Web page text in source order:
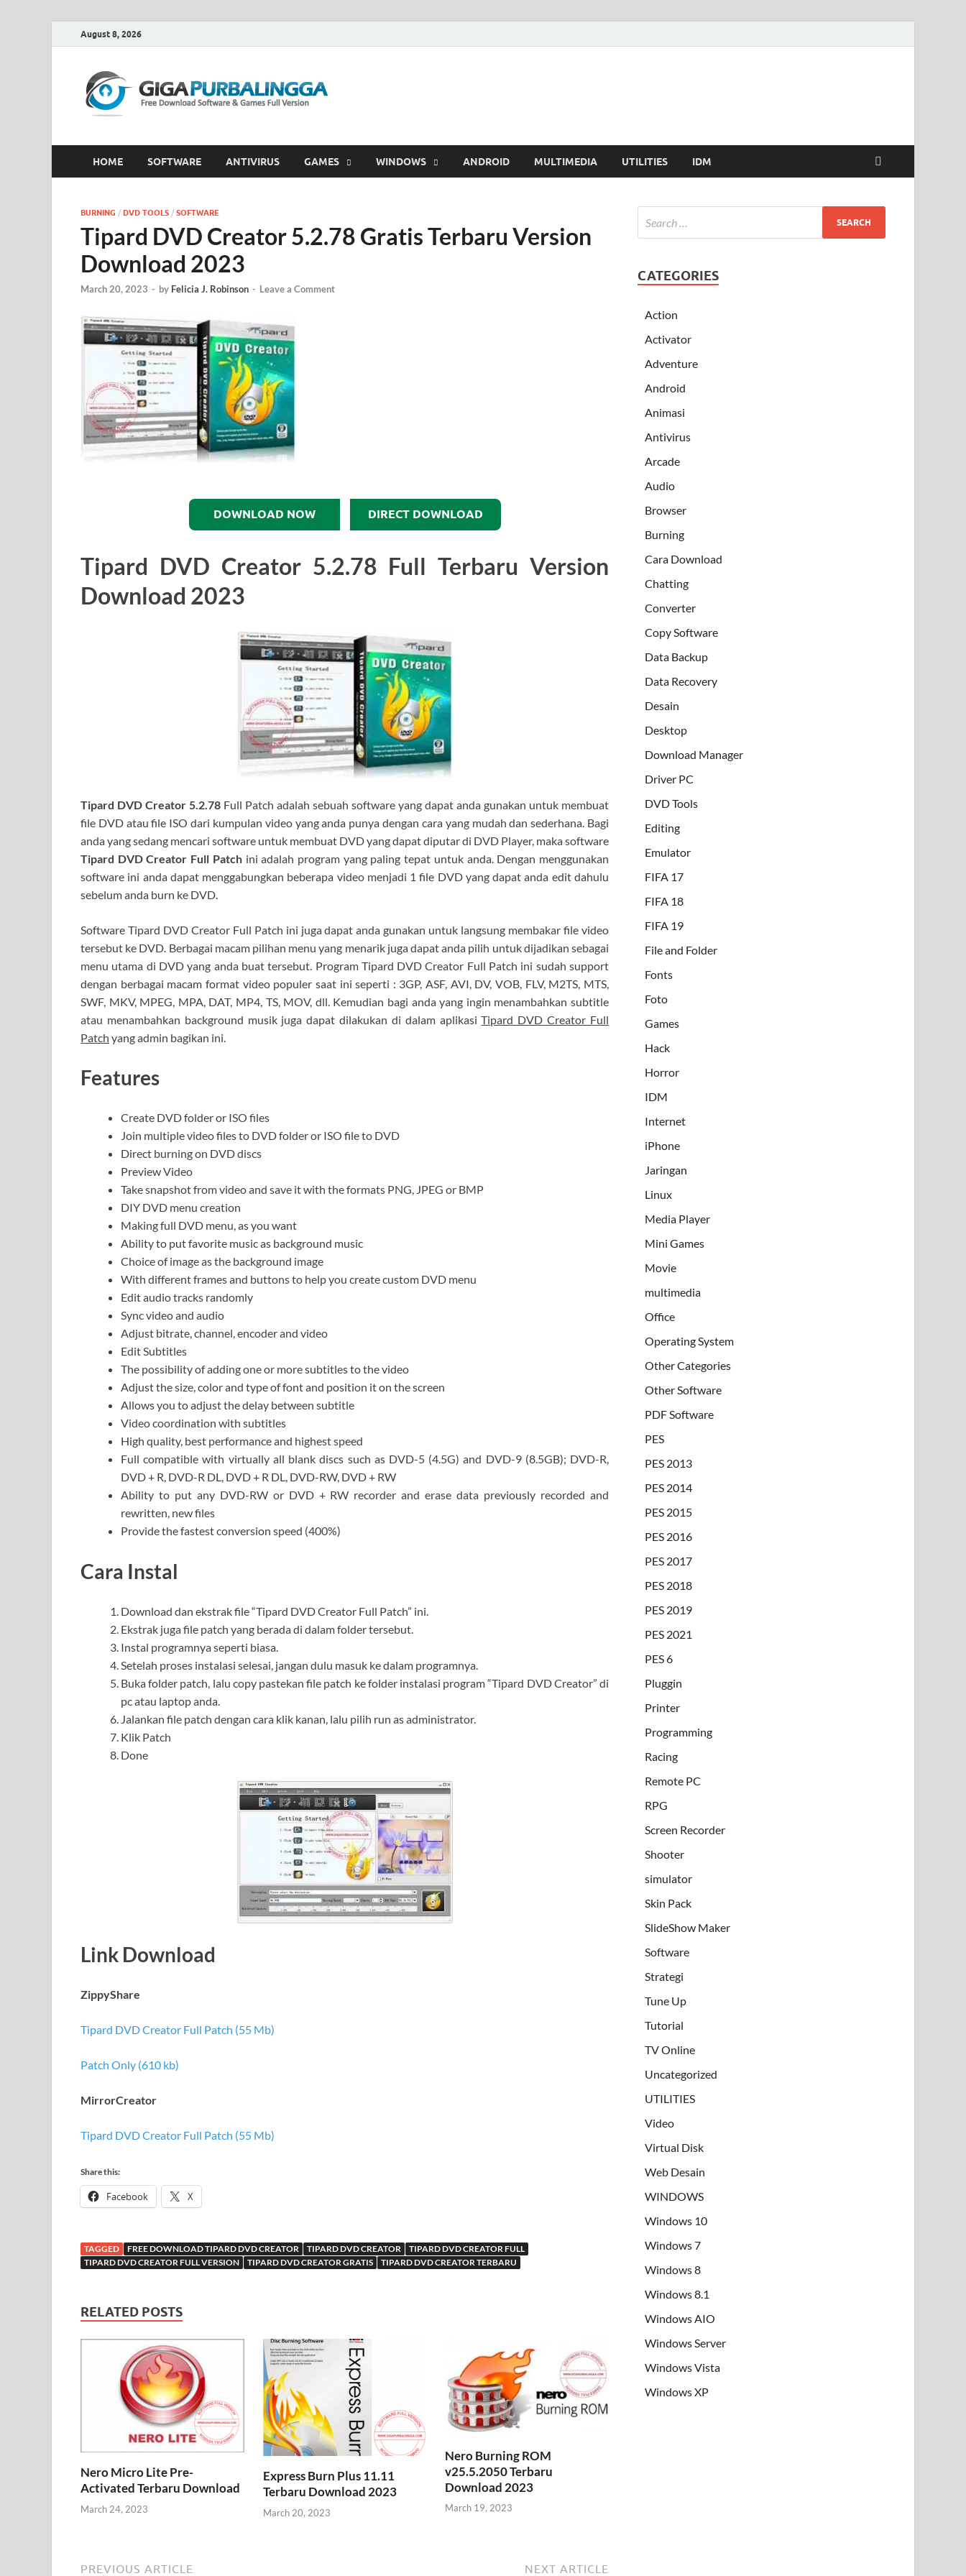
August 8, 2026
HOME SOFTWARE ANTIVIRUS GAMES WINDOWS ANDROID MULTIMEDIA UTILITIES IDM
BURNING / DVD TOOLS / SOFTWARE
Tipard DVD Creator 5.2.78 Gratis Terbaru Version
Download 2023
March 20, 2023 - by Felicia J. Robinson - Leave a Comment
DOWNLOAD NOW DIRECT DOWNLOAD
Tipard DVD Creator 5.2.78 Full Terbaru Version
Download 2023
Tipard DVD Creator 5.2.78 Full Patch adalah sebuah software yang dapat anda gunakan untuk membuat
file DVD atau file ISO dari kumpulan video yang anda punya dengan cara yang mudah dan sederhana. Bagi
anda yang sedang mencari software untuk membuat DVD yang dapat diputar di DVD Player, maka software
Tipard DVD Creator Full Patchini adalah program yang paling tepat untuk anda. Dengan menggunakan
software ini anda dapat menggabungkan beberapa video menjadi 1 file DVD yang dapat anda edit dahulu
sebelum anda burn ke DVD.
Software Tipard DVD Creator Full Patch ini juga dapat anda gunakan untuk langsung membakar file video
tersebut ke DVD. Berbagai macam pilihan menu yang menarik juga dapat anda pilih untuk dijadikan sebagai
menu utama di DVD yang anda buat tersebut. Program Tipard DVD Creator Full Patch ini sudah support
dengan berbagai macam format video populer saat ini seperti : 3GP, ASF, AVI, DV, VOB, FLV, M2TS, MTS,
SWF, MKV, MPEG, MPA, DAT, MP4, TS, MOV, dll. Kemudian bagi anda yang ingin menambahkan subtitle
atau menambahkan background musik juga dapat dilakukan di dalam aplikasiTipard DVD Creator Full
Patch yang admin bagikan ini.
Features
Create DVD folder or ISO files
Join multiple video files to DVD folder or ISO file to DVD
Direct burning on DVD discs
Preview Video
Take snapshot from video and save it with the formats PNG, JPEG or BMP
DIY DVD menu creation
Making full DVD menu, as you want
Ability to put favorite music as background music
Choice of image as the background image
With different frames and buttons to help you create custom DVD menu
Edit audio tracks randomly
Sync video and audio
Adjust bitrate, channel, encoder and video
Edit Subtitles
The possibility of adding one or more subtitles to the video
Adjust the size, color and type of font and position it on the screen
Allows you to adjust the delay between subtitle
Video coordination with subtitles
High quality, best performance and highest speed
Full compatible with virtually all blank discs such as DVD-5 (4.5G) and DVD-9 (8.5GB); DVD-R,
DVD + R, DVD-R DL, DVD + R DL, DVD-RW, DVD + RW
Ability to put any DVD-RW or DVD + RW recorder and erase data previously recorded and
rewritten, new files
Provide the fastest conversion speed (400%)
Cara Instal
Download dan ekstrak file “Tipard DVD Creator Full Patch” ini.
Ekstrak juga file patch yang berada di dalam folder tersebut.
Instal programnya seperti biasa.
Setelah proses instalasi selesai, jangan dulu masuk ke dalam programnya.
Buka folder patch, lalu copy pastekan file patch ke folder instalasi program “Tipard DVD Creator” di
pc atau laptop anda.
Jalankan file patch dengan cara klik kanan, lalu pilih run as administrator.
Klik Patch
Done
Link Download
ZippyShare
Tipard DVD Creator Full Patch (55 Mb)
Patch Only (610 kb)
MirrorCreator
Tipard DVD Creator Full Patch (55 Mb)
Share this:
Facebook X
TAGGED FREE DOWNLOAD TIPARD DVD CREATOR TIPARD DVD CREATOR
TIPARD DVD CREATOR FULL
TIPARD DVD CREATOR FULL VERSION
TIPARD DVD CREATOR GRATIS TIPARD DVD CREATOR TERBARU
RELATED POSTS
Nero Micro Lite​ Pre-
Activated Terbaru Download
March 24, 2023
Express Burn Plus 11.11
Terbaru Download 2023
March 20, 2023
Nero Burning ROM
v25.5.2050 Terbaru
Download 2023
March 19, 2023
PREVIOUS ARTICLE NEXT ARTICLE
CATEGORIES
Action
Activator
Adventure
Android
Animasi
Antivirus
Arcade
Audio
Browser
Burning
Cara Download
Chatting
Converter
Copy Software
Data Backup
Data Recovery
Desain
Desktop
Download Manager
Driver PC
DVD Tools
Editing
Emulator
FIFA 17
FIFA 18
FIFA 19
File and Folder
Fonts
Foto
Games
Hack
Horror
IDM
Internet
iPhone
Jaringan
Linux
Media Player
Mini Games
Movie
multimedia
Office
Operating System
Other Categories
Other Software
PDF Software
PES
PES 2013
PES 2014
PES 2015
PES 2016
PES 2017
PES 2018
PES 2019
PES 2021
PES 6
Pluggin
Printer
Programming
Racing
Remote PC
RPG
Screen Recorder
Shooter
simulator
Skin Pack
SlideShow Maker
Software
Strategi
Tune Up
Tutorial
TV Online
Uncategorized
UTILITIES
Video
Virtual Disk
Web Desain
WINDOWS
Windows 10
Windows 7
Windows 8
Windows 8.1
Windows AIO
Windows Server
Windows Vista
Windows XP